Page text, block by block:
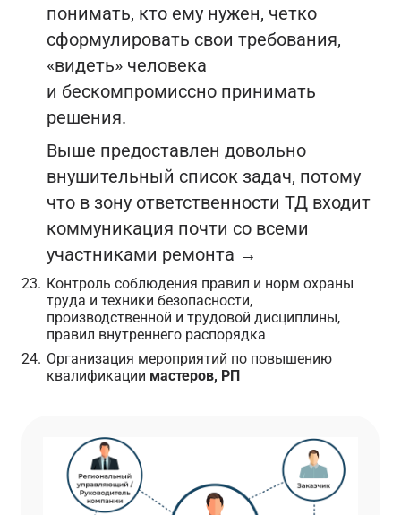
понимать, кто ему нужен, четко
сформулировать свои требования,
«видеть» человека
и бескомпромиссно принимать
решения.
Выше предоставлен довольно
внушительный список задач, потому
что в зону ответственности ТД входит
коммуникация почти со всеми
участниками ремонта →
Контроль соблюдения правил и норм охраны
труда и техники безопасности,
производственной и трудовой дисциплины,
правил внутреннего распорядка
Организация мероприятий по повышению
квалификации мастеров, РП